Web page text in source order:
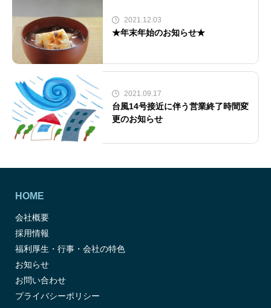
2021.12.03
★年末年始のお知らせ★
2021.09.17
台風14号接近に伴う営業終了時間変
更のお知らせ
HOME
会社概要
採用情報
福利厚生・行事・会社の特色
お知らせ
お問い合わせ
プライバシーポリシー